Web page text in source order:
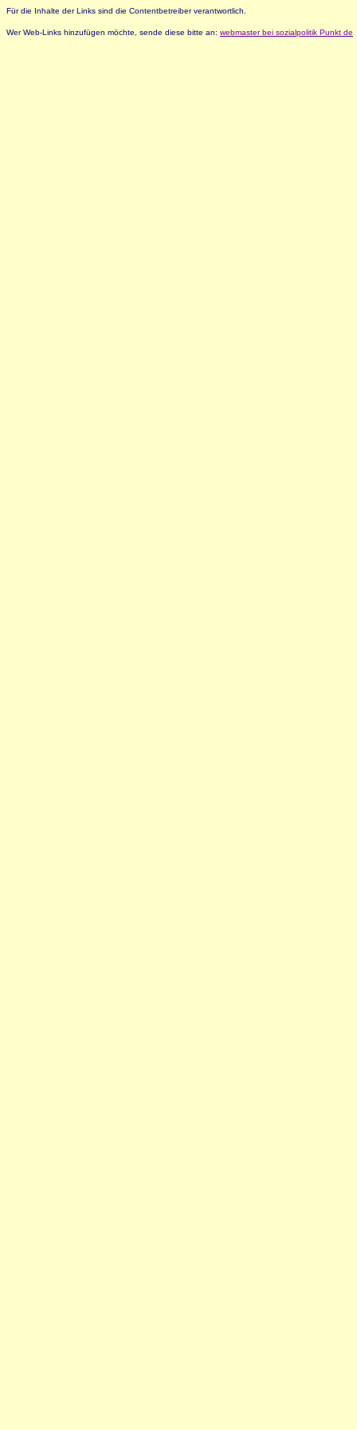
Für die Inhalte der Links sind die Contentbetreiber verantwortlich.
Wer Web-Links hinzufügen möchte, sende diese bitte an: webmaster bei sozialpolitik Punkt de